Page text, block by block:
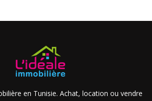
en Tunisie. Achat, location ou vendre